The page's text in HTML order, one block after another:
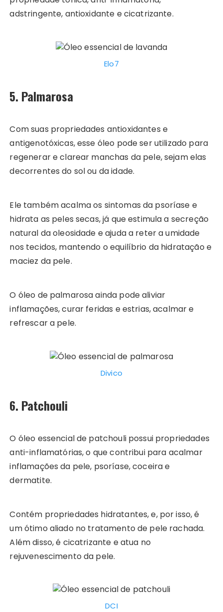
adstringente, antioxidante e cicatrizante.
Elo7
5. Palmarosa
Com suas propriedades antioxidantes e
antigenotóxicas, esse óleo pode ser utilizado para
regenerar e clarear manchas da pele, sejam elas
decorrentes do sol ou da idade.
Ele também acalma os sintomas da psoríase e
hidrata as peles secas, já que estimula a secreção
natural da oleosidade e ajuda a reter a umidade
nos tecidos, mantendo o equilíbrio da hidratação e
maciez da pele.
O óleo de palmarosa ainda pode aliviar
inflamações, curar feridas e estrias, acalmar e
refrescar a pele.
Divico
6. Patchouli
O óleo essencial de patchouli possui propriedades
anti-inflamatórias, o que contribui para acalmar
inflamações da pele, psoríase, coceira e
dermatite.
Contém propriedades hidratantes, e, por isso, é
um ótimo aliado no tratamento de pele rachada.
Além disso, é cicatrizante e atua no
rejuvenescimento da pele.
DCI